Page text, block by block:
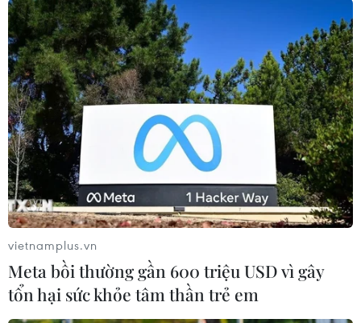
#Máy vi tính #Máy tính bảng
#Trái phiếu Chính phủ
#Kho bạc Nhà nước
#Lãi suất
#Kỳ hạn Tổng cục Thống kê
#Doanh nghiệp giải thể
#Doanh nghiệp đăng ký mới
#Trái phiếu Chính phủ
#Kho bạc Nhà nước
#Lãi suất
#Kỳ hạn
#VN30F1710
#VN30F1711 #VN30F1712
#VN30F1803
#Tin tức mới nhất
#Tin tức 24h
#Tin tức mới nhất trong ngày
#Tin tức thời sự
#Tin tức hot
#Tin tức an ninh #Tin tức hot
#An ninh
#An ninh Nghệ An
#Thời sự
#Bản tin thời sự
#Tội phạm
#Truy nã
#Tội phạm hình sự
vietnamplus.vn
Meta bồi thường gần 600 triệu USD vì gây
tổn hại sức khỏe tâm thần trẻ em